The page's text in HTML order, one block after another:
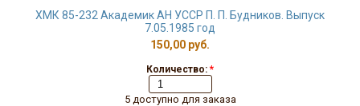
ХМК 85-232 Академик АН УССР П. П. Будников. Выпуск
7.05.1985 год
150,00 руб.
Количество: *
5 доступно для заказа